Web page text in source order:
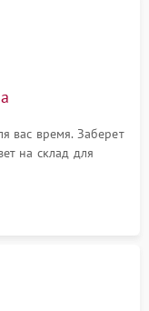
вас время. Заберет
на склад для